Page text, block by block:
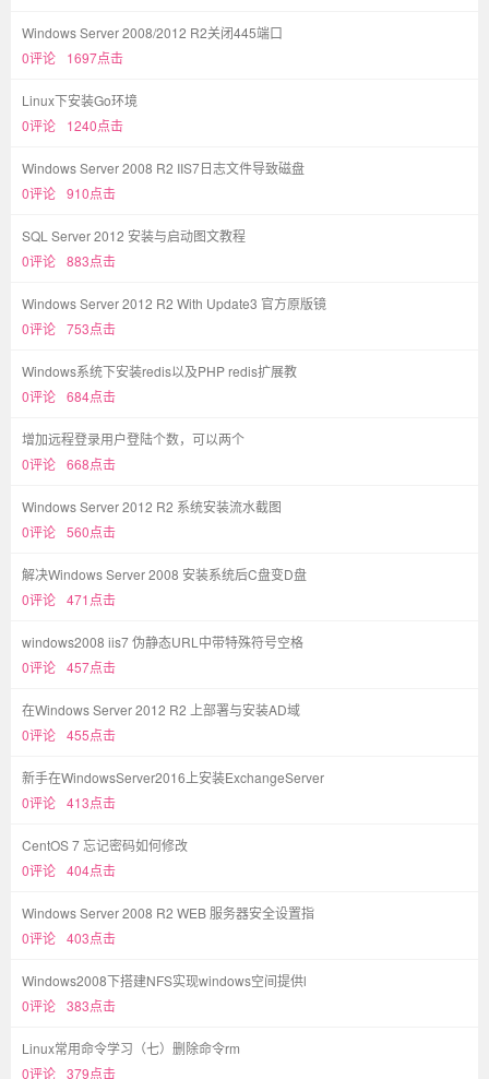
Windows Server 2008/2012 R2关闭445端口
0评论
1697点击
Linux下安装Go环境
0评论
1240点击
Windows Server 2008 R2 IIS7日志文件导致磁盘
0评论 910点击
SQL Server 2012 安装与启动图文教程
0评论 883点击
Windows Server 2012 R2 With Update3 官方原版镜
0评论 753点击
Windows系统下安装redis以及PHP redis扩展教
0评论 684点击
增加远程登录用户登陆个数，可以两个
0评论 668点击
Windows Server 2012 R2 系统安装流水截图
0评论 560点击
解决Windows Server 2008 安装系统后C盘变D盘
0评论 471点击
windows2008 iis7 伪静态URL中带特殊符号空格
0评论 457点击
在Windows Server 2012 R2 上部署与安装AD域
0评论 455点击
新手在WindowsServer2016上安装ExchangeServer
0评论 413点击
CentOS 7 忘记密码如何修改
0评论 404点击
Windows Server 2008 R2 WEB 服务器安全设置指
0评论 403点击
Windows2008下搭建NFS实现windows空间提供l
0评论 383点击
Linux常用命令学习（七）删除命令rm
0评论 379点击